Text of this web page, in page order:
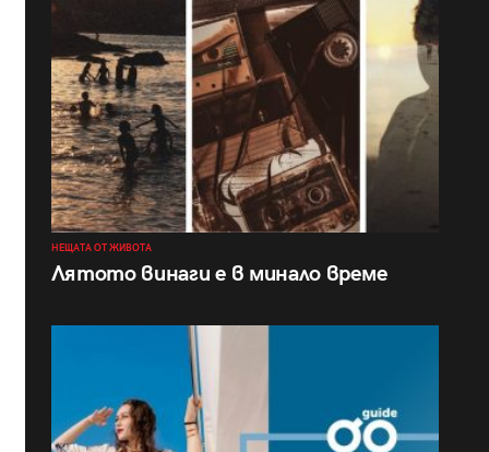
НЕЩАТА ОТ ЖИВОТА
Лятото винаги е в минало време